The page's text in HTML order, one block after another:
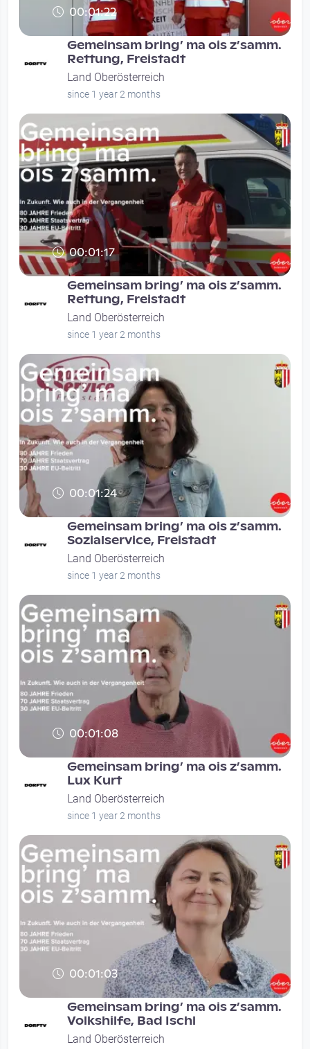
00:01:22
Gemeinsam bring’ ma ois z’samm.
Rettung, Freistadt
Land Oberösterreich
since 1 year 2 months
00:01:17
Gemeinsam bring’ ma ois z’samm.
Rettung, Freistadt
Land Oberösterreich
since 1 year 2 months
00:01:24
Gemeinsam bring’ ma ois z’samm.
Sozialservice, Freistadt
Land Oberösterreich
since 1 year 2 months
00:01:08
Gemeinsam bring’ ma ois z’samm.
Lux Kurt
Land Oberösterreich
since 1 year 2 months
00:01:03
Gemeinsam bring’ ma ois z’samm.
Volkshilfe, Bad Ischl
Land Oberösterreich